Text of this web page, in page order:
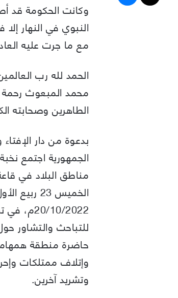
وكانت الحكومة قد
النبوي في النهار
مع ما جرت عليه
الحمد لله رب
محمد المبعوث رحمة
الطاهرين وصحابته
بدعوة من دار
الجمهورية اجتمع
مناطق البلاد في
20/10/
للتباحث والتشاور
حاضرة منطقة
وإتلاف ممتلكات
وتشريد آخرين.